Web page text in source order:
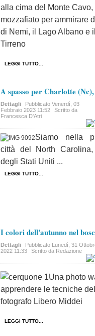
alla cima del Monte
mozzafiato per ammirare
di Nemi, il Lago Albano e
Tirreno
LEGGI TUTTO...
A spasso per Charlotte
Dettagli Pubblicato Venerdì, 03
Febbraio 2023 11:52
Scritto da
Francesca D'Atri
Siamo nella
città del North
degli Stati Uniti ...
LEGGI TUTTO...
I colori dell'autunno nel
Dettagli Pubblicato Lunedì, 31
2022 11:33
Scritto da Redazione
Una photo
apprendere le tecniche
fotografo Libero Middei
LEGGI TUTTO...